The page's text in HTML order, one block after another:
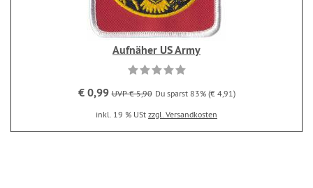
Aufnäher US Army
€ 0,99 UVP € 5,90 Du sparst 83% (€ 4,91)
inkl. 19 % USt zzgl. Versandkosten